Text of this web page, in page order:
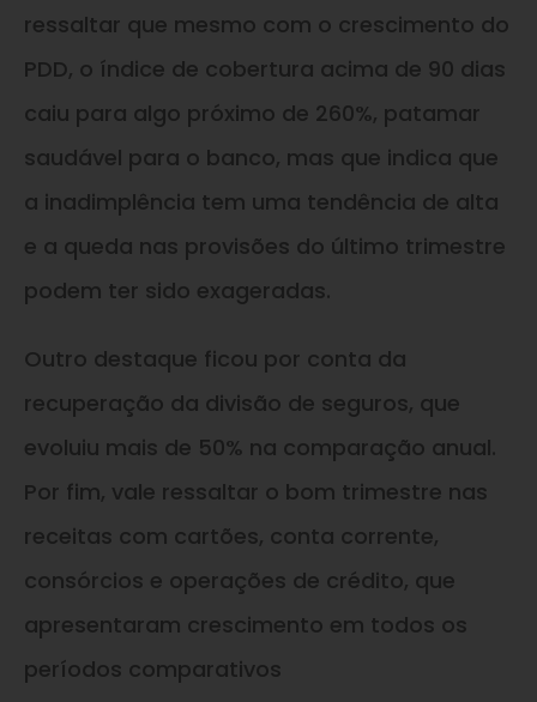
ressaltar que mesmo com o crescimento do
PDD, o índice de cobertura acima de 90 dias
caiu para algo próximo de 260%, patamar
saudável para o banco, mas que indica que
a inadimplência tem uma tendência de alta
e a queda nas provisões do último trimestre
podem ter sido exageradas.
Outro destaque ficou por conta da
recuperação da divisão de seguros, que
evoluiu mais de 50% na comparação anual.
Por fim, vale ressaltar o bom trimestre nas
receitas com cartões, conta corrente,
consórcios e operações de crédito, que
apresentaram crescimento em todos os
períodos comparativos